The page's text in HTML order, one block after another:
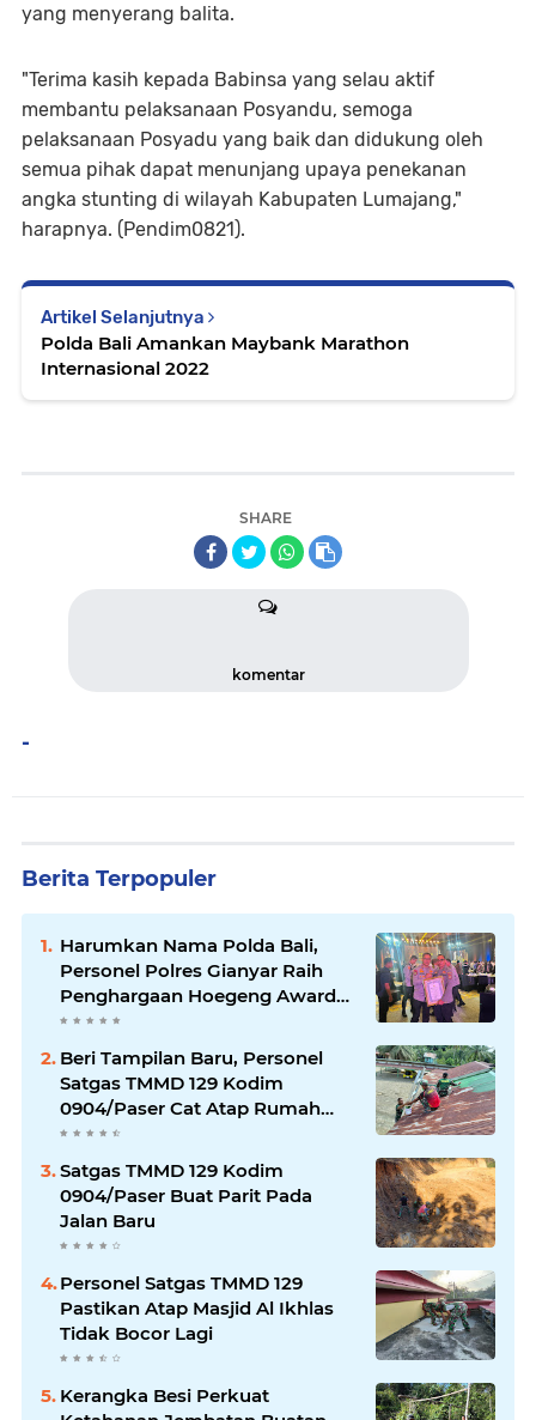
yang menyerang balita.
"Terima kasih kepada Babinsa yang selau aktif
membantu pelaksanaan Posyandu, semoga
pelaksanaan Posyadu yang baik dan didukung oleh
semua pihak dapat menunjang upaya penekanan
angka stunting di wilayah Kabupaten Lumajang,"
harapnya. (Pendim0821).
Artikel Selanjutnya
Polda Bali Amankan Maybank Marathon
Internasional 2022
SHARE
komentar
-
Berita Terpopuler
Harumkan Nama Polda Bali,
Personel Polres Gianyar Raih
Penghargaan Hoegeng Awards
2026
Beri Tampilan Baru, Personel
Satgas TMMD 129 Kodim
0904/Paser Cat Atap Rumah
Marbot
Satgas TMMD 129 Kodim
0904/Paser Buat Parit Pada
Jalan Baru
Personel Satgas TMMD 129
Pastikan Atap Masjid Al Ikhlas
Tidak Bocor Lagi
Kerangka Besi Perkuat